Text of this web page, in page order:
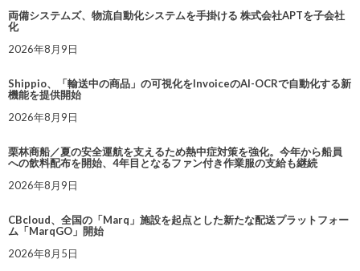
両備システムズ、物流自動化システムを手掛ける 株式会社APTを子会社
化
2026年8月9日
Shippio、「輸送中の商品」の可視化をInvoiceのAI-OCRで自動化する新
機能を提供開始
2026年8月9日
栗林商船／夏の安全運航を支えるため熱中症対策を強化。今年から船員
への飲料配布を開始、4年目となるファン付き作業服の支給も継続
2026年8月9日
CBcloud、全国の「Marq」施設を起点とした新たな配送プラットフォー
ム「MarqGO」開始
2026年8月5日